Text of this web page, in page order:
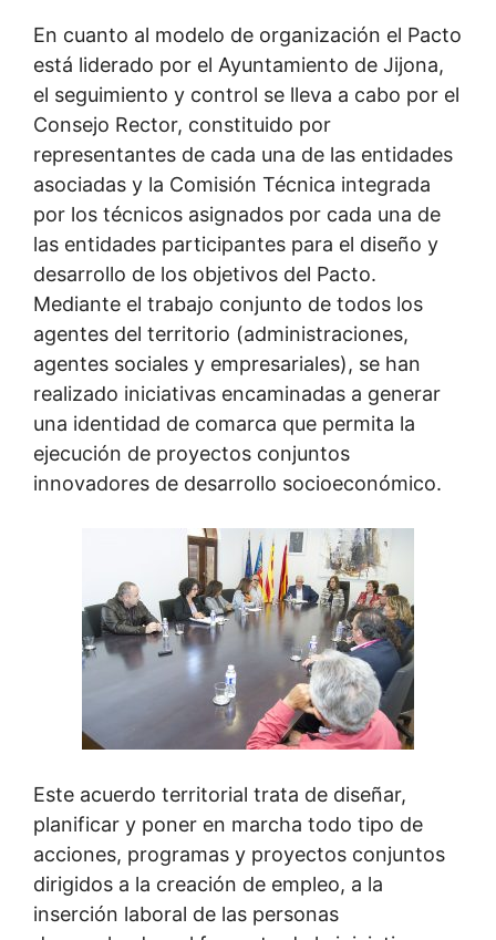
En cuanto al modelo de organización el Pacto
está liderado por el Ayuntamiento de Jijona,
el seguimiento y control se lleva a cabo por el
Consejo Rector, constituido por
representantes de cada una de las entidades
asociadas y la Comisión Técnica integrada
por los técnicos asignados por cada una de
las entidades participantes para el diseño y
desarrollo de los objetivos del Pacto.
Mediante el trabajo conjunto de todos los
agentes del territorio (administraciones,
agentes sociales y empresariales), se han
realizado iniciativas encaminadas a generar
una identidad de comarca que permita la
ejecución de proyectos conjuntos
innovadores de desarrollo socioeconómico.
Este acuerdo territorial trata de diseñar,
planificar y poner en marcha todo tipo de
acciones, programas y proyectos conjuntos
dirigidos a la creación de empleo, a la
inserción laboral de las personas